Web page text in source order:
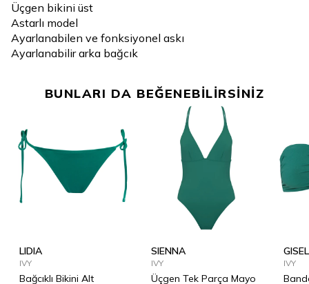
Üçgen bikini üst
Astarlı model
Ayarlanabilen ve fonksiyonel askı
Ayarlanabilir arka bağcık
BUNLARI DA BEĞENEBİLİRSİNİZ
LIDIA
IVY
Bağcıklı Bikini Alt
SIENNA
IVY
Üçgen Tek Parça Mayo
IVY